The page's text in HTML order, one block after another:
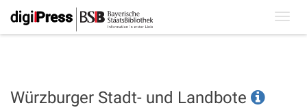
Würzburger Stadt- und Landbote